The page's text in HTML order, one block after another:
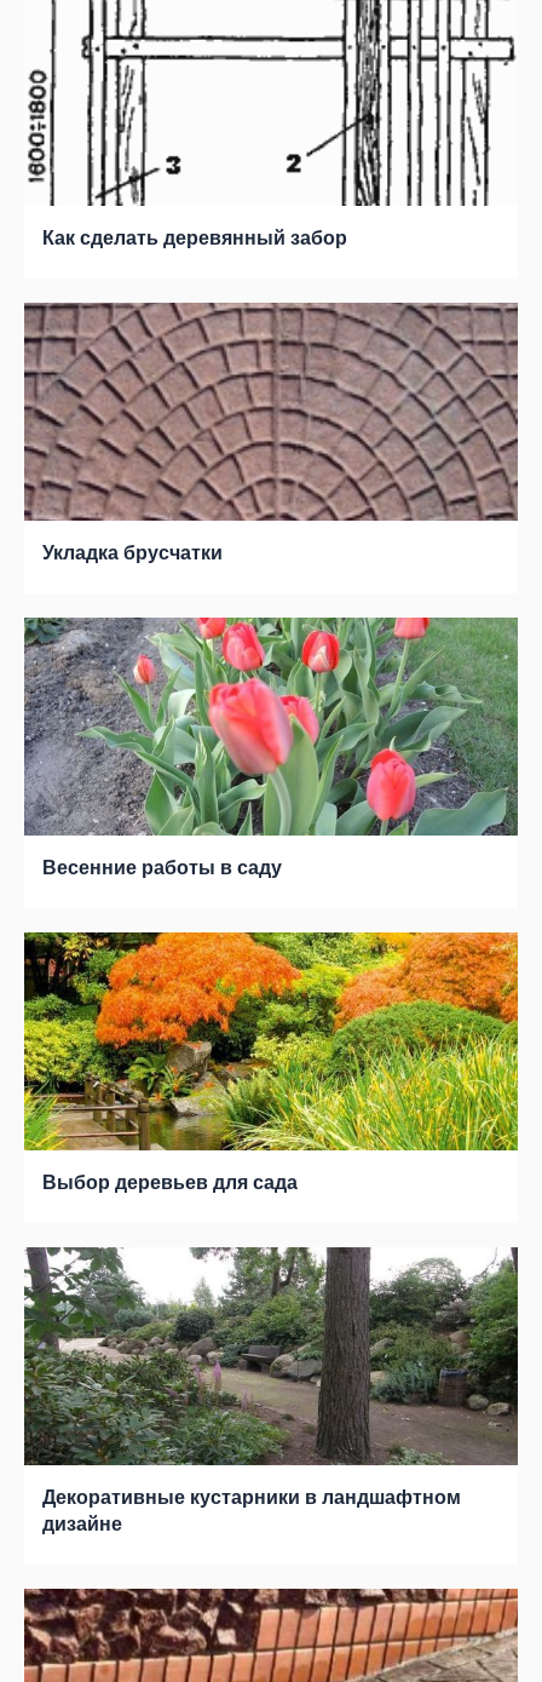
Как сделать деревянный забор
Укладка брусчатки
Весенние работы в саду
Выбор деревьев для сада
Декоративные кустарники в ландшафтном
дизайне